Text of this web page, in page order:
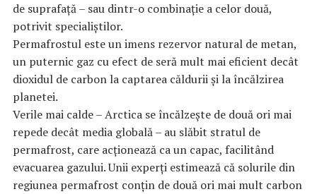
de suprafață – sau dintr-o combinație a celor două,
potrivit specialiştilor.
Permafrostul este un imens rezervor natural de metan,
un puternic gaz cu efect de seră mult mai eficient decât
dioxidul de carbon la captarea căldurii și la încălzirea
planetei.
Verile mai calde – Arctica se încălzește de două ori mai
repede decât media globală – au slăbit stratul de
permafrost, care acționează ca un capac, facilitând
evacuarea gazului. Unii experți estimează că solurile din
regiunea permafrost conțin de două ori mai mult carbon